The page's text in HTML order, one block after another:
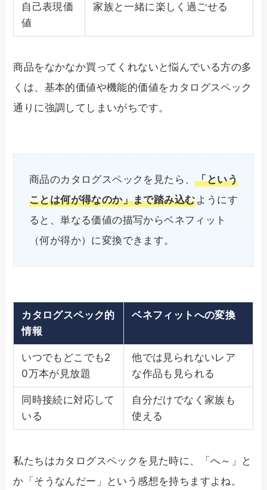
自己表現価
値
家族と一緒に楽しく過ごせる
商品をなかなか買ってくれないと悩んでいる方の多
くは、基本的価値や機能的価値をカタログスペック
通りに強調してしまいがちです。
商品のカタログスペックを見たら、「という
ことは何が得なのか」まで踏み込むようにす
ると、単なる価値の描写からベネフィット
（何が得か）に変換できます。
カタログスペック的
情報
ベネフィットへの変換
いつでもどこでも2
0万本が見放題
他では見られないレア
な作品も見られる
同時接続に対応して
いる
自分だけでなく家族も
使える
私たちはカタログスペックを見た時に、「へ～」と
か「そうなんだー」という感想を持ちますよね。